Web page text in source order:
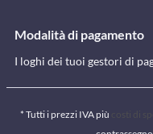
Modalità di pagamento
I loghi dei tuoi gestori di
* Tutti i prezzi IVA più